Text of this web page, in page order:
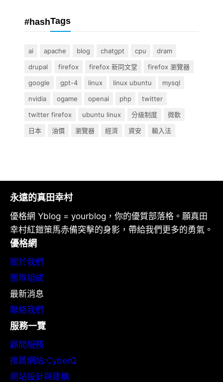
#hashTags
ai apache blog chatgpt cpu
dram
drupal
firefox firefox 新同文堂
firefox 瀏覽器
google
gpt-4 linux linux ubuntu
mysql
nvidia
ogame openai php
twitter
twitter firefox
ubuntu linux 分級制度
微軟
日本
油價 瀏覽器 經濟 資安 輸入法
永遠的真田幸村
優格網 Yblog = yourblog，你的優質部落格。願真田
幸村紅鎧策馬赤備突擊的身影，帶給我們更多的勇氣。
優格網
關於我們
團隊組成
最新消息
聯絡我們
服務一覽
顧問服務
推薦網站:CyberQ
網站設計與建構